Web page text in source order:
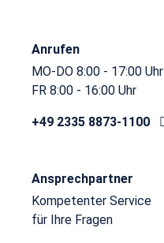
Anrufen
MO-DO 8:00 - 17:00 Uhr
FR 8:00 - 16:00 Uhr
+49 2335 8873-1100
Ansprechpartner
Kompetenter Service
für Ihre Fragen